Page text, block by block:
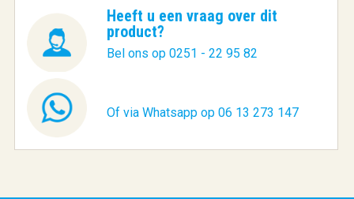
Heeft u een vraag over dit
product?
Bel ons op 0251 - 22 95 82
Of via Whatsapp op 06 13 273 147